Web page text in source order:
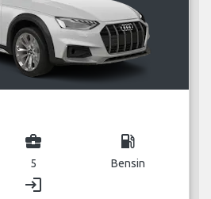
business_center
5
local_gas_station
Bensin
login